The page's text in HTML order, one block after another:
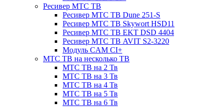
Ресивер МТС ТВ
Ресивер МТС ТВ Dune 251-S
Ресивер МТС ТВ Skywort HSD11
Ресивер МТС ТВ EKT DSD 4404
Ресивер МТС ТВ AVIT S2-3220
Модуль CAM CI+
МТС ТВ на несколько ТВ
МТС ТВ на 2 Тв
МТС ТВ на 3 Тв
МТС ТВ на 4 Тв
МТС ТВ на 5 Тв
МТС ТВ на 6 Тв